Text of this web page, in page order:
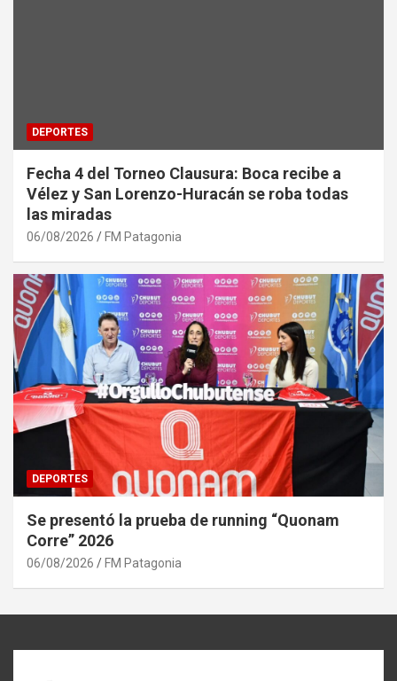
DEPORTES
Fecha 4 del Torneo Clausura: Boca recibe a
Vélez y San Lorenzo-Huracán se roba todas
las miradas
06/08/2026 FM Patagonia
DEPORTES
Se presentó la prueba de running “Quonam
Corre” 2026
06/08/2026 FM Patagonia